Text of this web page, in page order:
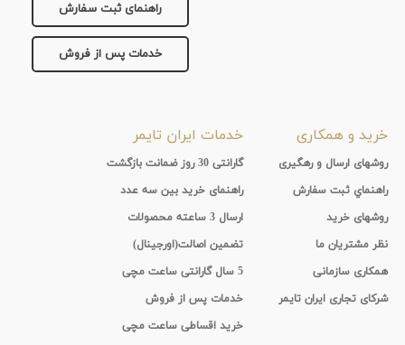
راهنمای ثبت سفارش
خدمات پس از فروش
خرید و همکاری
روشهای ارسال و رهگیری
راهنماي ثبت سفارش
روشهای خرید
نظر مشتریان ما
همکاری سازمانی
شرکای تجاری ایران تایمر
خدمات ایران تایمر
گارانتی 30 روز ضمانت بازگشت
راهنمای خرید بین سه عدد
ارسال 3 ساعته محصولات
تضمین اصالت(اورجینال)
5 سال گارانتی ساعت مچی
خدمات پس از فروش
خرید اقساطی ساعت مچی